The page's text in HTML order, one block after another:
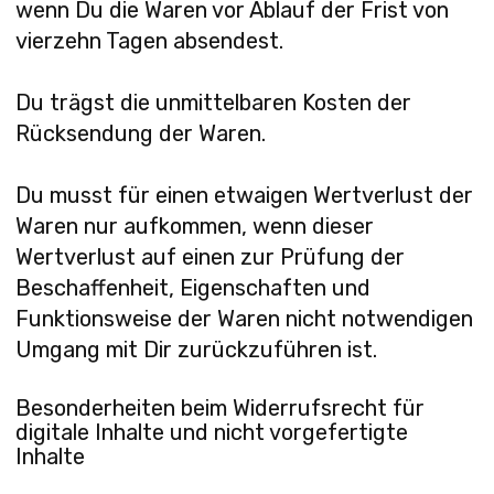
wenn Du die Waren vor Ablauf der Frist von
vierzehn Tagen absendest.
Du trägst die unmittelbaren Kosten der
Rücksendung der Waren.
Du musst für einen etwaigen Wertverlust der
Waren nur aufkommen, wenn dieser
Wertverlust auf einen zur Prüfung der
Beschaffenheit, Eigenschaften und
Funktionsweise der Waren nicht notwendigen
Umgang mit Dir zurückzuführen ist.
Besonderheiten beim Widerrufsrecht für
digitale Inhalte und nicht vorgefertigte
Inhalte